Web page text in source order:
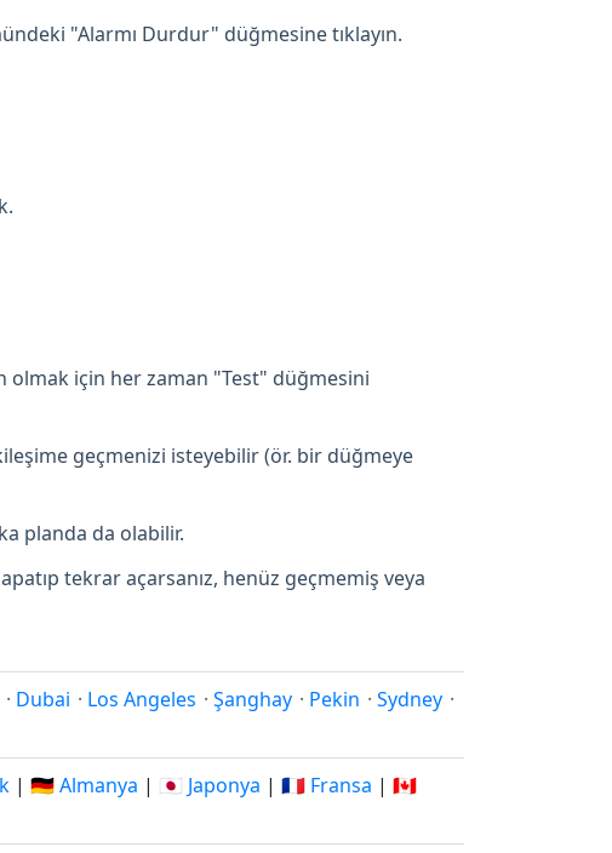
"Alarmı Durdur" düğmesine tıklayın.
olmak için her zaman "Test" düğmesini
geçmenizi isteyebilir (ör. bir düğmeye
planda da olabilir.
tekrar açarsanız, henüz geçmemiş veya
· Dubai · Los Angeles · Şanghay · Pekin · Sydney ·
| 🇩🇪 Almanya | 🇯🇵 Japonya | 🇫🇷 Fransa | 🇨🇦